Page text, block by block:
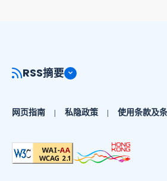
RSS摘要
网页指南 私隐政策 使用条款及